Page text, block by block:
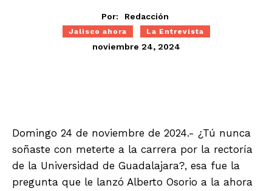
Por: Redacción
Jalisco ahora La Entrevista
noviembre 24, 2024
Domingo 24 de noviembre de 2024.- ¿Tú nunca
soñaste con meterte a la carrera por la rectoría
de la Universidad de Guadalajara?, esa fue la
pregunta que le lanzó Alberto Osorio a la ahora